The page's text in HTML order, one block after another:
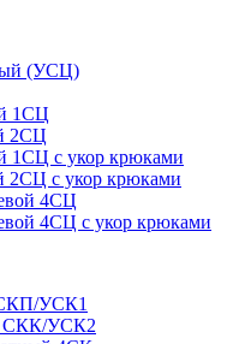
(УСЦ)
1СЦ
2СЦ
1СЦ с укор крюками
2СЦ с укор крюками
4СЦ
4СЦ с укор крюками
СКП/УСК1
СКК/УСК2